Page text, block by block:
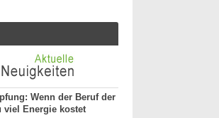
Wenn der Beruf der
viel Energie kostet